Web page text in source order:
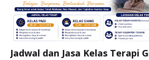
Jadwal dan Jasa Kelas Terapi